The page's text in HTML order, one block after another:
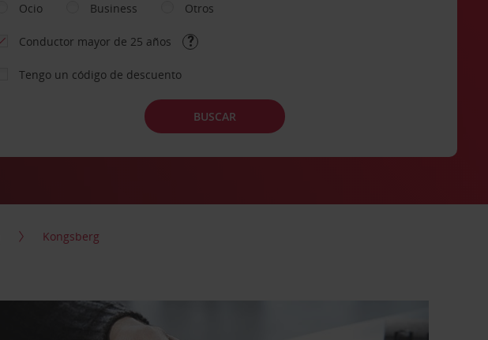
Ocio
Business Otros
Conductor mayor de 25 años
Tengo un código de descuento
BUSCAR
Kongsberg